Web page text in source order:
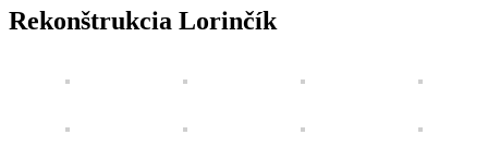
Rekonštrukcia Lorinčík